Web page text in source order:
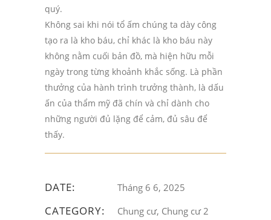
quý.
Không sai khi nói tổ ấm chúng ta dày công
tạo ra là kho báu, chỉ khác là kho báu này
không nằm cuối bản đồ, mà hiện hữu mỗi
ngày trong từng khoảnh khắc sống. Là phần
thưởng của hành trình trưởng thành, là dấu
ấn của thẩm mỹ đã chín và chỉ dành cho
những người đủ lặng để cảm, đủ sâu để
thấy.
DATE: Tháng 6 6, 2025
CATEGORY:
Chung cư, Chung cư 2